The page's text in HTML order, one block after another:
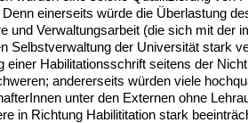
Denn einerseits würde die Überlastung
und Verwaltungsarbeit (die sich mit der
Selbstverwaltung der Universität stark
einer Habilitationsschrift seitens der
andererseits würden viele
unter den Externen ohne
in Richtung Habilititation stark